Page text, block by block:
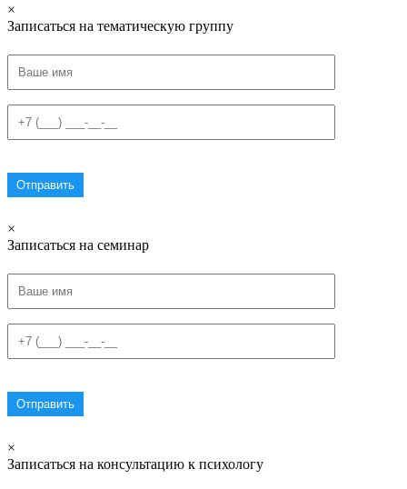
×
Записаться на тематическую группу
×
Записаться на семинар
×
Записаться на консультацию к психологу